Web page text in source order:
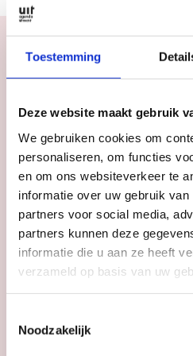
Toestemming
Deze website maakt gebruik
We gebruiken cookies om
personaliseren, om functies
en om ons websiteverkeer te
informatie over uw gebruik
partners voor social media,
partners kunnen deze
informatie die u aan ze heeft
verzameld op basis van uw
Noodzakelijk
Meer